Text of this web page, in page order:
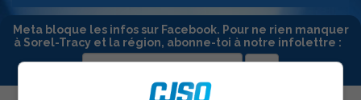
Meta bloque les infos sur Facebook. Pour ne rien manquer
à Sorel-Tracy et la région, abonne-toi à notre infolettre :